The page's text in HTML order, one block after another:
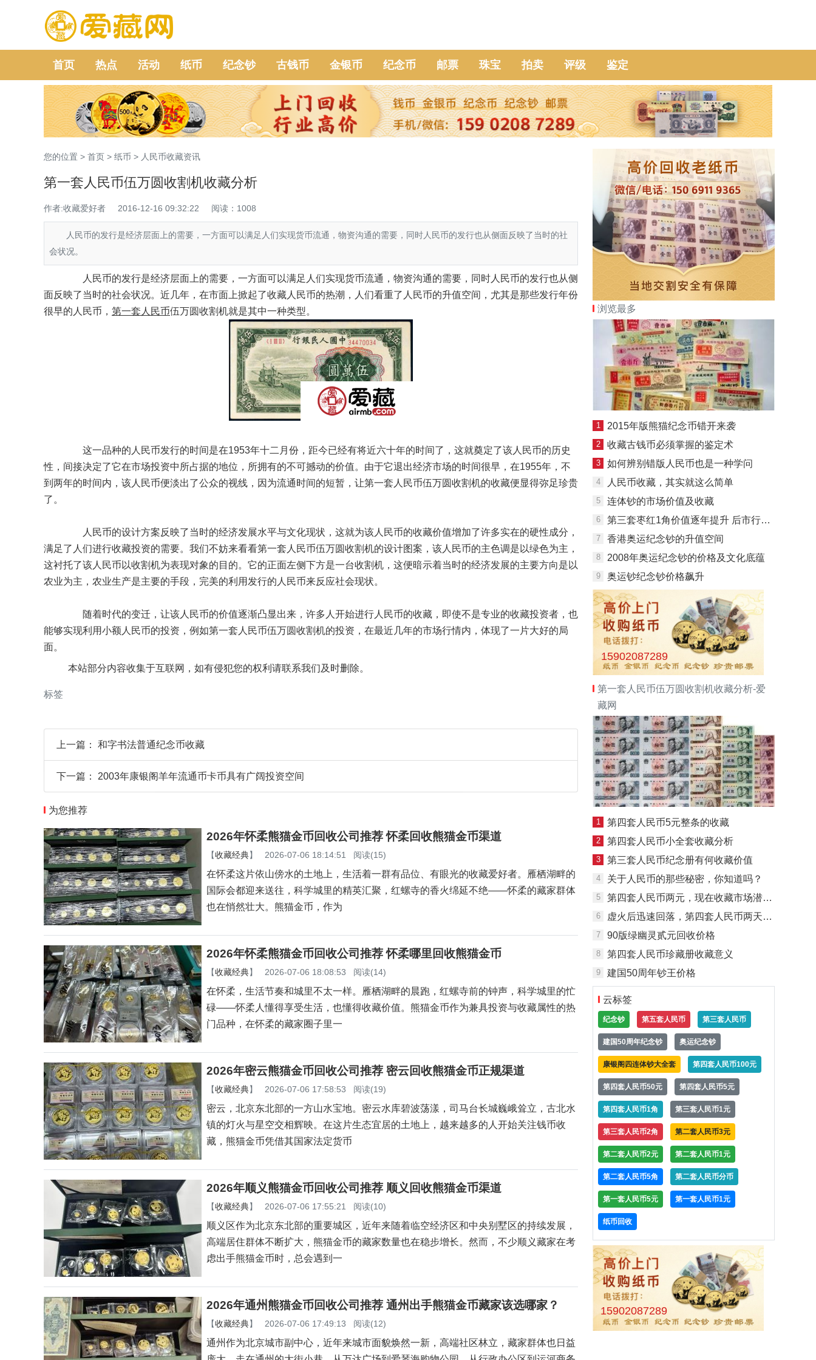
首页 热点 活动 纸币 纪念钞 古钱币 金银币 纪念币 邮票 珠宝 拍卖 评级 鉴定
您的位置 > 首页 > 纸币 > 人民币收藏资讯
第一套人民币伍万圆收割机收藏分析
作者:收藏爱好者 2016-12-16 09:32:22 阅读：1008
人民币的发行是经济层面上的需要，一方面可以满足人们实现货币流通，物资沟通的需要，同时人民币的发行也从侧面反映了当时的社
会状况。
人民币的发行是经济层面上的需要，一方面可以满足人们实现货币流通，物资沟通的需要，同时人民币的发行也从侧
面反映了当时的社会状况。近几年，在市面上掀起了收藏人民币的热潮，人们看重了人民币的升值空间，尤其是那些发行年份
很早的人民币， 第一套人民币伍万圆收割机就是其中一种类型。
这一品种的人民币发行的时间是在1953年十二月份，距今已经有将近六十年的时间了，这就奠定了该人民币的历史
性，间接决定了它在市场投资中所占据的地位，所拥有的不可撼动的价值。由于它退出经济市场的时间很早，在1955年，不
到两年的时间内，该人民币便淡出了公众的视线，因为流通时间的短暂，让第一套人民币伍万圆收割机的收藏便显得弥足珍贵
了。
人民币的设计方案反映了当时的经济发展水平与文化现状，这就为该人民币的收藏价值增加了许多实在的硬性成分，
满足了人们进行收藏投资的需要。我们不妨来看看第一套人民币伍万圆收割机的设计图案，该人民币的主色调是以绿色为主，
这衬托了该人民币以收割机为表现对象的目的。它的正面左侧下方是一台收割机，这便暗示着当时的经济发展的主要方向是以
农业为主，农业生产是主要的手段，完美的利用发行的人民币来反应社会现状。
随着时代的变迁，让该人民币的价值逐渐凸显出来，许多人开始进行人民币的收藏，即使不是专业的收藏投资者，也
能够实现利用小额人民币的投资，例如第一套人民币伍万圆收割机的投资，在最近几年的市场行情内，体现了一片大好的局
面。
本站部分内容收集于互联网，如有侵犯您的权利请联系我们及时删除。
标签
为您推荐
2026年怀柔熊猫金币回收公司推荐 怀柔回收熊猫金币渠道
【收藏经典 】 2026-07-06 18:14:51 阅读(15)
国际会都迎来送往，科学城里的精英汇聚，红螺寺的香火绵延不绝——怀柔的藏家群体
也在悄然壮大。熊猫金币，作为
2026年怀柔熊猫金币回收公司推荐 怀柔哪里回收熊猫金币
【 收藏经典 】 2026-07-06 18:08:53 阅读(14)
碌——怀柔人懂得享受生活，也懂得收藏价值。熊猫金币作为兼具投资与收藏属性的热
门品种，在怀柔的藏家圈子里一
2026年密云熊猫金币回收公司推荐 密云回收熊猫金币正规渠道
【收藏经典 】 2026-07-06 17:58:53 阅读(19)
镇的灯火与星空交相辉映。在这片生态宜居的土地上，越来越多的人开始关注钱币收
藏，熊猫金币凭借其国家法定货币
2026年顺义熊猫金币回收公司推荐 顺义回收熊猫金币渠道
【 收藏经典】 2026-07-06 17:55:21 阅读(10)
高端居住群体不断扩大，熊猫金币的藏家数量也在稳步增长。然而，不少顺义藏家在考
虑出手熊猫金币时，总会遇到一
2026年通州熊猫金币回收公司推荐 通州出手熊猫金币藏家该选哪家？
浏览最多
1 2015年版熊猫纪念币错开来袭
2 收藏古钱币必须掌握的鉴定术
3 如何辨别错版人民币也是一种学问
4 人民币收藏，其实就这么简单
5 连体钞的市场价值及收藏
6 第三套枣红1角价值逐年提升 后市行情向好
7 香港奥运纪念钞的升值空间
8 2008年奥运纪念钞的价格及文化底蕴
9 奥运钞纪念钞价格飙升
15902087289
第一套人民币伍万圆收割机收藏分析-爱
藏网
1 第四套人民币5元整条的收藏
2 第四套人民币小全套收藏分析
3 第三套人民币纪念册有何收藏价值
4 关于人民币的那些秘密，你知道吗？
5 第四套人民币两元，现在收藏市场潜力大吗
6 虚火后迅速回落，第四套人民币两天价格降两成
7 90版绿幽灵贰元回收价格
8 第四套人民币珍藏册收藏意义
9 建国50周年钞王价格
云标签
纪念钞 第五套人民币 第三套人民币
建国50周年纪念钞 奥运纪念钞
康银阁四连体钞大全套 第四套人民币100元
第四套人民币50元 第四套人民币5元
第四套人民币1角 第三套人民币1元
第三套人民币2角 第二套人民币3元
第二套人民币2元 第二套人民币1元
第二套人民币5角 第二套人民币分币
第一套人民币5元 第一套人民币1元
纸币回收
15902087289